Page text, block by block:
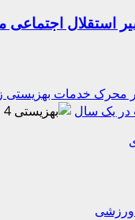
استقلال اجتماعی
در یک سال
4
ورزشی